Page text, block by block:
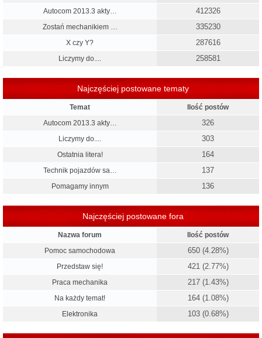
Autocom 2013.3 akty… 412326
Zostań mechanikiem … 335230
X czy Y? 287616
Liczymy do.... 258581
Najczęściej postowane tematy
Temat
Ilość postów
Autocom 2013.3 akty…
326
Liczymy do.... 303
Ostatnia litera! 164
Technik pojazdów sa… 137
Pomagamy innym 136
Najczęściej postowane fora
Nazwa forum
Ilość postów
Pomoc samochodowa
650 (4.28%)
Przedstaw się! 421 (2.77%)
Praca mechanika 217 (1.43%)
Na każdy temat! 164 (1.08%)
Elektronika 103 (0.68%)